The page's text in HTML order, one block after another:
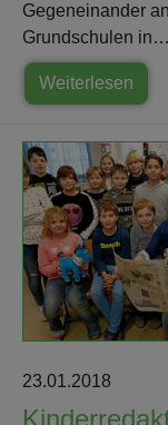
Gegeneinander
Grundschulen in…
Weiterlesen
23.01.2018